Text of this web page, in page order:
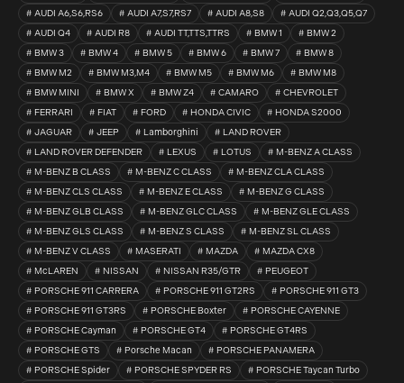
AUDI A6,S6,RS6
AUDI A7,S7,RS7 AUDI A8,S8
AUDI Q2,Q3,Q5,Q7
AUDI Q4
AUDI R8 AUDI TT,TTS,TTRS BMW 1
BMW 2
BMW 3
BMW 4 BMW 5 BMW 6 BMW 7
BMW 8
BMW M2
BMW M3,M4 BMW M5 BMW M6
BMW M8
BMW MINI
BMW X BMW Z4 CAMARO
CHEVROLET
FERRARI
FIAT FORD HONDA CIVIC
HONDA S2000
JAGUAR
JEEP Lamborghini
LAND ROVER
LAND ROVER DEFENDER
LEXUS LOTUS
M-BENZ A CLASS
M-BENZ B CLASS
M-BENZ C CLASS
M-BENZ CLA CLASS
M-BENZ CLS CLASS
M-BENZ E CLASS
M-BENZ G CLASS
M-BENZ GLB CLASS
M-BENZ GLC CLASS
M-BENZ GLE CLASS
M-BENZ GLS CLASS
M-BENZ S CLASS
M-BENZ SL CLASS
M-BENZ V CLASS
MASERATI MAZDA
MAZDA CX8
McLAREN
NISSAN NISSAN R35/GTR
PEUGEOT
PORSCHE 911 CARRERA
PORSCHE 911 GT2RS
PORSCHE 911 GT3
PORSCHE 911 GT3RS
PORSCHE Boxter
PORSCHE CAYENNE
PORSCHE Cayman
PORSCHE GT4
PORSCHE GT4RS
PORSCHE GTS
Porsche Macan
PORSCHE PANAMERA
PORSCHE Spider
PORSCHE SPYDER RS
PORSCHE Taycan Turbo